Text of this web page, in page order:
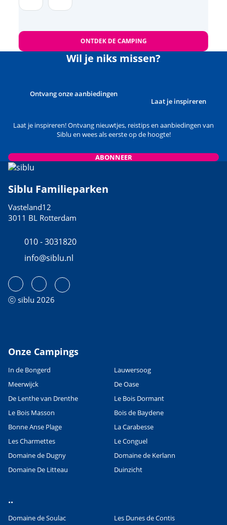
ONTDEK DE CAMPING
Wil je niks missen?
Ontvang onze aanbiedingen
Laat je inspireren
Laat je inspireren! Ontvang nieuwtjes, reistips en aanbiedingen van
Siblu en wees als eerste op de hoogte!
ABONNEER
Siblu Familieparken
Vasteland12
3011 BL Rotterdam
010 - 3031820
info@siblu.nl
ⓒ siblu 2026
Onze Campings
In de Bongerd
Lauwersoog
Meerwijck
De Oase
De Lenthe van Drenthe
Le Bois Dormant
Le Bois Masson
Bois de Baydene
Bonne Anse Plage
La Carabesse
Les Charmettes
Le Conguel
Domaine de Dugny
Domaine de Kerlann
Domaine De Litteau
Duinzicht
..
Domaine de Soulac
Les Dunes de Contis